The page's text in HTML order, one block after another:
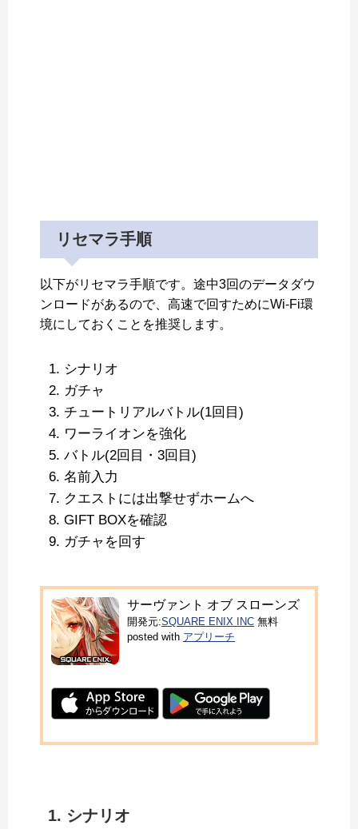
リセマラ手順
以下がリセマラ手順です。途中3回のデータダウ
ンロードがあるので、高速で回すためにWi-Fi環
境にしておくことを推奨します。
シナリオ
ガチャ
チュートリアルバトル(1回目)
ワーライオンを強化
バトル(2回目・3回目)
名前入力
クエストには出撃せずホームへ
GIFT BOXを確認
ガチャを回す
サーヴァント オブ スローンズ
開発元:SQUARE ENIX INC 無料
posted with アプリーチ
1. シナリオ